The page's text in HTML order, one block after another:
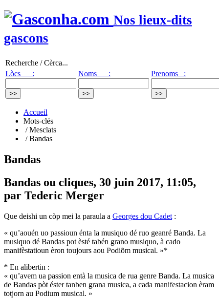
Nos lieux-dits
gascons
Recherche / Cèrca...
Lòcs :
Noms : Prenoms :
Accueil
Mots-clés
/ Mesclats
/ Bandas
Bandas
Bandas ou cliques, 30 juin 2017, 11:05,
par Tederic Merger
Que deishi un còp mei la paraula a Georges dou Cadet :
« qu’aouén uo passioun énta la musiquo dé ruo geanré Banda. La
musiquo dé Bandas pot èsté tabén grano musiquo, à cado
manifèstatioun èron toujours aou Podiõm musical. »*
* En alibertin :
« qu’avem ua passion entà la musica de rua genre Banda. La musica
de Bandas pòt éster tanben grana musica, a cada manifestacion èram
totjorn au Podium musical. »